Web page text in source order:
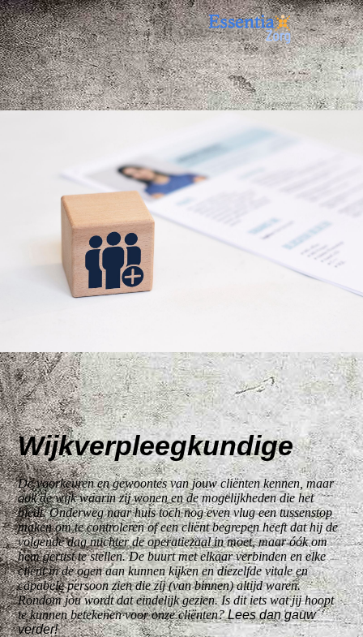
Wijkverpleegkundige
De voorkeuren en gewoontes van jouw cliënten kennen, maar
ook de wijk waarin zij wonen en de mogelijkheden die het
biedt. Onderweg naar huis toch nog even vlug een tussenstop
maken om te controleren of een cliënt begrepen heeft dat hij de
volgende dag nuchter de operatiezaal in moet, maar óók om
hem gerust te stellen. De buurt met elkaar verbinden en elke
cliënt in de ogen aan kunnen kijken en diezelfde vitale en
capabele persoon zien die zij (van binnen) altijd waren.
Rondom jou wordt dat eindelijk gezien. Is dit iets wat jij hoopt
te kunnen betekenen voor onze cliënten?Lees dan gauw
verder!